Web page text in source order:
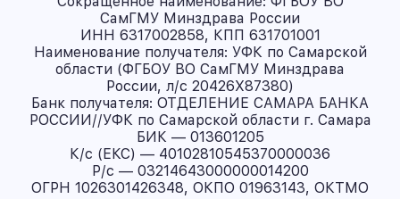
СамГМУ Минздрава России
ИНН 6317002858, КПП 631701001
Наименование получателя: УФК по Самарской
области (ФГБОУ ВО СамГМУ Минздрава
России, л/с 20426X87380)
Банк получателя: ОТДЕЛЕНИЕ САМАРА БАНКА
РОССИИ//УФК по Самарской области г. Самара
БИК — 013601205
К/с (ЕКС) — 40102810545370000036
Р/с — 03214643000000014200
ОГРН 1026301426348, ОКПО 01963143, ОКТМО